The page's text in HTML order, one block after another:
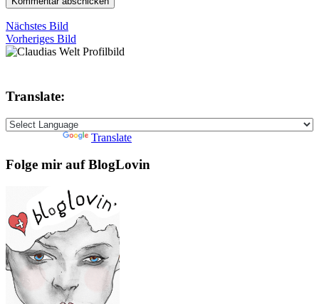
Nächstes Bild
Vorheriges Bild
Translate:
Translate
Folge mir auf BlogLovin